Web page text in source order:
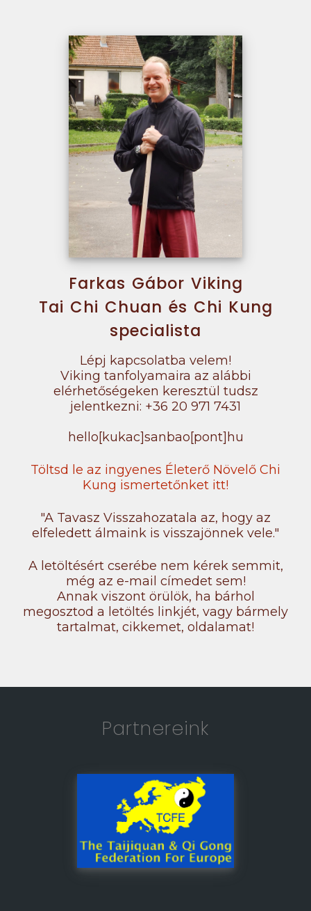
Farkas Gábor Viking
Tai Chi Chuan és Chi Kung
specialista
Lépj kapcsolatba velem!
Viking tanfolyamaira az alábbi
elérhetőségeken keresztül tudsz
jelentkezni: +36 20 971 7431
hello[kukac]sanbao[pont]hu
Töltsd le az ingyenes Életerő Növelő Chi
Kung ismertetőnket itt!
"A Tavasz Visszahozatala az, hogy az
elfeledett álmaink is visszajönnek vele."
A letöltésért cserébe nem kérek semmit,
még az e-mail címedet sem!
Annak viszont örülök, ha bárhol
megosztod a letöltés linkjét, vagy bármely
tartalmat, cikkemet, oldalamat!
Partnereink